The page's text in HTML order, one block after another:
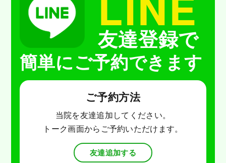
友達登録で
簡単にご予約できます
ご予約方法
当院を友達追加してください。
トーク画面からご予約いただけます。
友達追加する